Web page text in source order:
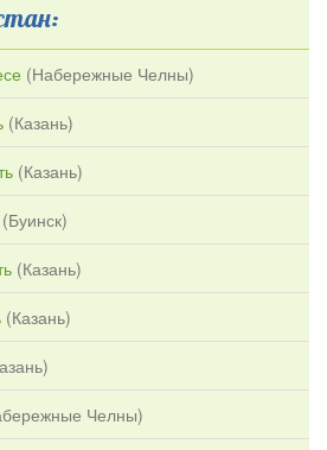
(Набережные Челны)
(Казань)
(Казань)
(Буинск)
(Казань)
(Казань)
)
Челны)